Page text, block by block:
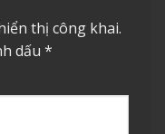
thị công khai.
dấu *